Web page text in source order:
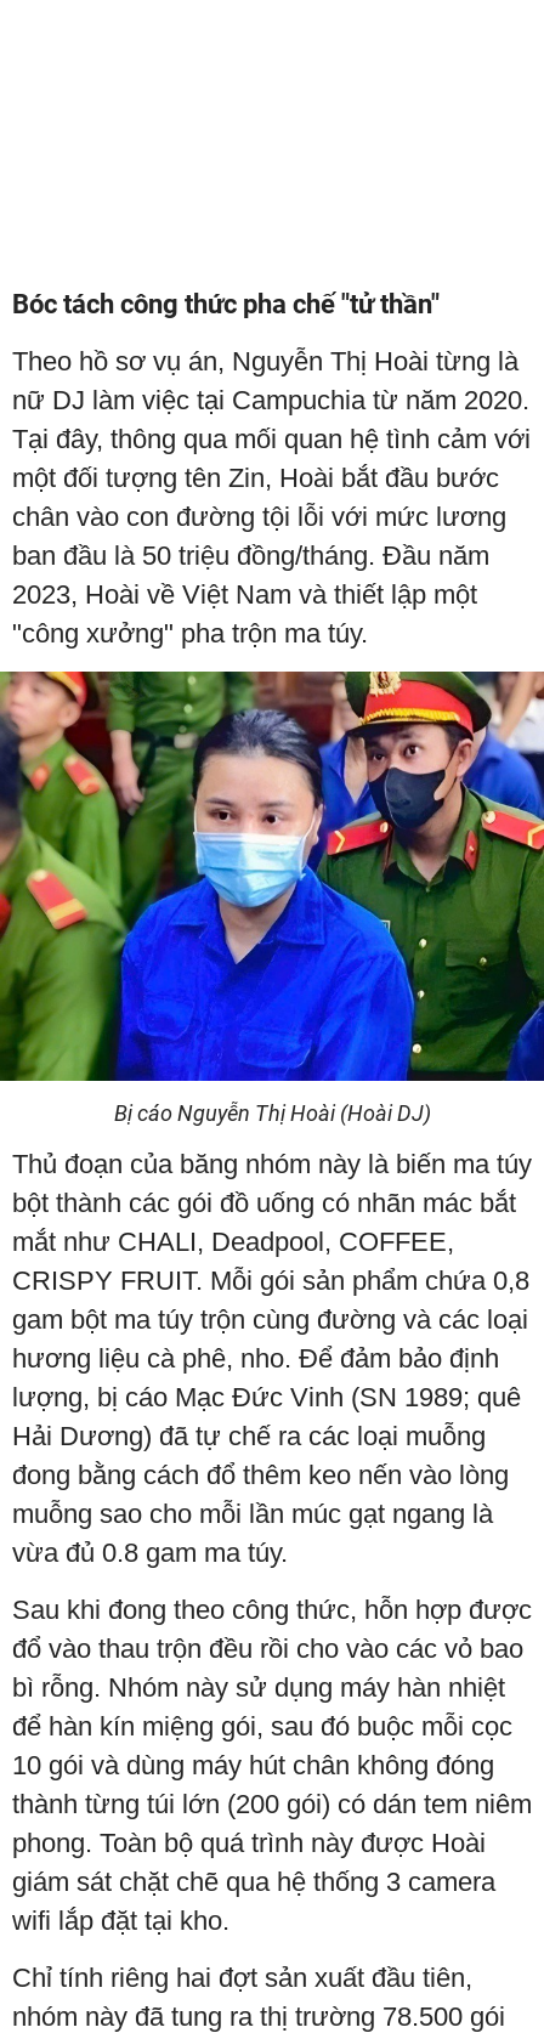
Bóc tách công thức pha chế "tử thần"
Theo hồ sơ vụ án, Nguyễn Thị Hoài từng là
nữ DJ làm việc tại Campuchia từ năm 2020.
Tại đây, thông qua mối quan hệ tình cảm với
một đối tượng tên Zin, Hoài bắt đầu bước
chân vào con đường tội lỗi với mức lương
ban đầu là 50 triệu đồng/tháng. Đầu năm
2023, Hoài về Việt Nam và thiết lập một
"công xưởng" pha trộn ma túy.
Bị cáo Nguyễn Thị Hoài (Hoài DJ)
Thủ đoạn của băng nhóm này là biến ma túy
bột thành các gói đồ uống có nhãn mác bắt
mắt như CHALI, Deadpool, COFFEE,
CRISPY FRUIT. Mỗi gói sản phẩm chứa 0,8
gam bột ma túy trộn cùng đường và các loại
hương liệu cà phê, nho. Để đảm bảo định
lượng, bị cáo Mạc Đức Vinh (SN 1989; quê
Hải Dương) đã tự chế ra các loại muỗng
đong bằng cách đổ thêm keo nến vào lòng
muỗng sao cho mỗi lần múc gạt ngang là
vừa đủ 0.8 gam ma túy.
Sau khi đong theo công thức, hỗn hợp được
đổ vào thau trộn đều rồi cho vào các vỏ bao
bì rỗng. Nhóm này sử dụng máy hàn nhiệt
để hàn kín miệng gói, sau đó buộc mỗi cọc
10 gói và dùng máy hút chân không đóng
thành từng túi lớn (200 gói) có dán tem niêm
phong. Toàn bộ quá trình này được Hoài
giám sát chặt chẽ qua hệ thống 3 camera
wifi lắp đặt tại kho.
Chỉ tính riêng hai đợt sản xuất đầu tiên,
nhóm này đã tung ra thị trường 78.500 gói